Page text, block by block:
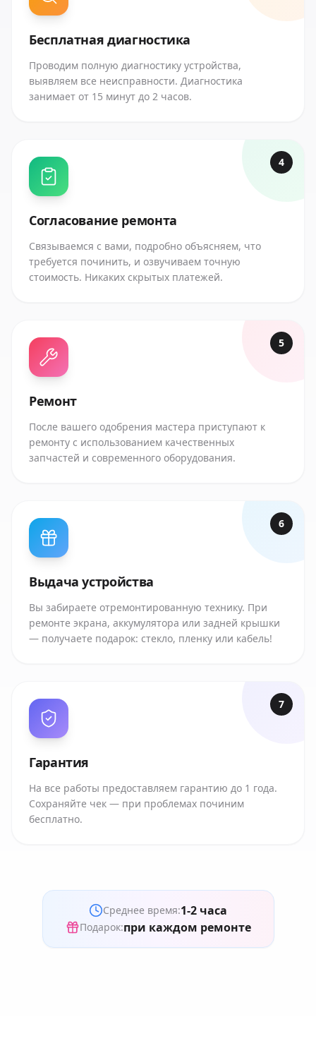
Бесплатная диагностика
Проводим полную диагностику устройства,
выявляем все неисправности. Диагностика
занимает от 15 минут до 2 часов.
4
Согласование ремонта
Связываемся с вами, подробно объясняем, что
требуется починить, и озвучиваем точную
стоимость. Никаких скрытых платежей.
5
Ремонт
После вашего одобрения мастера приступают к
ремонту с использованием качественных
запчастей и современного оборудования.
6
Выдача устройства
Вы забираете отремонтированную технику. При
ремонте экрана, аккумулятора или задней крышки
— получаете подарок: стекло, пленку или кабель!
7
Гарантия
На все работы предоставляем гарантию до 1 года.
Сохраняйте чек — при проблемах починим
бесплатно.
Среднее время:1-2 часа
Подарок:при каждом ремонте